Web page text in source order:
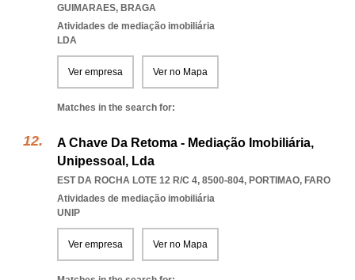
GUIMARAES, BRAGA
Atividades de mediação imobiliária
LDA
Ver empresa Ver no Mapa
Matches in the search for:
A Chave Da Retoma - Mediação Imobiliária,
Unipessoal, Lda
EST DA ROCHA LOTE 12 R/C 4, 8500-804, PORTIMAO, FARO
Atividades de mediação imobiliária
UNIP
Ver empresa Ver no Mapa